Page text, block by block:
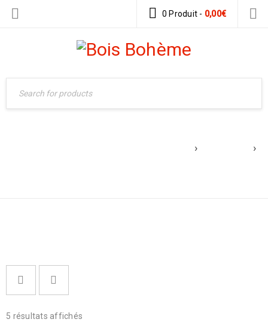
0 Produit - 0,00€
›
›
5 résultats affichés